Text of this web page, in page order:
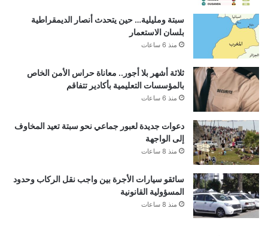
سبتة ومليلية… حين يتحدث أنصار الديمقراطية
بلسان الاستعمار
منذ 6 ساعات
ثلاثة أشهر بلا أجور.. معاناة حراس الأمن الخاص
بالمؤسسات التعليمية بأكادير تتفاقم
منذ 6 ساعات
دعوات جديدة لعبور جماعي نحو سبتة تعيد المخاوف
إلى الواجهة
منذ 8 ساعات
سائقو سيارات الأجرة بين واجب نقل الركاب وحدود
المسؤولية القانونية
منذ 8 ساعات